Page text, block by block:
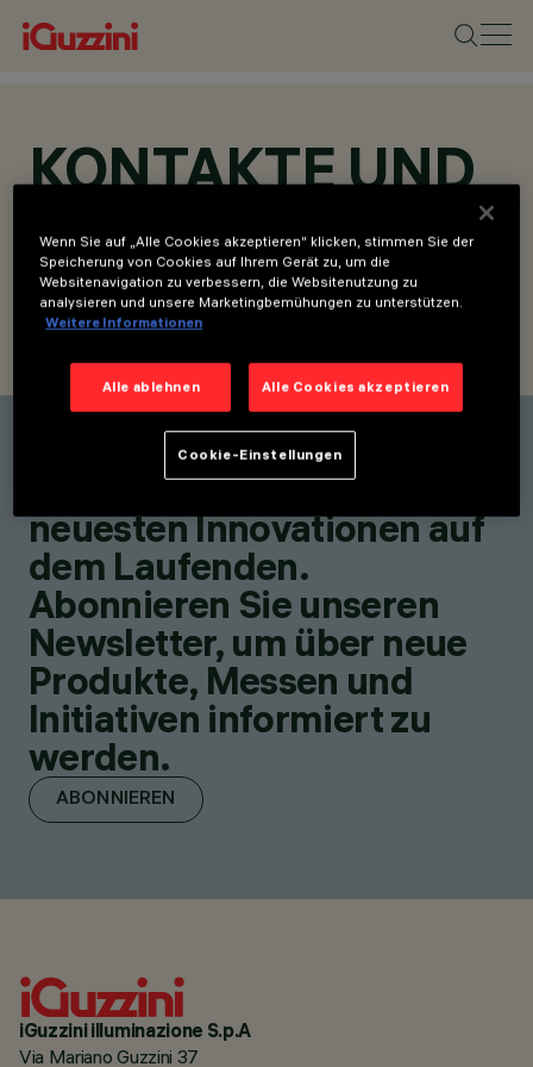
KONTAKTE UND
STANDORTE
KONTAKT SUCHEN ANFRAGE SENDEN
Einen Kontakt finden
Bleiben Sie über unsere
neuesten Innovationen auf
dem Laufenden.
Abonnieren Sie unseren
Newsletter, um über neue
Produkte, Messen und
Initiativen informiert zu
werden.
ABONNIEREN
iGuzzini illuminazione S.p.A
Via Mariano Guzzini 37
Wenn Sie auf „Alle Cookies akzeptieren“ klicken, stimmen Sie der
Speicherung von Cookies auf Ihrem Gerät zu, um die
Websitenavigation zu verbessern, die Websitenutzung zu
analysieren und unsere Marketingbemühungen zu unterstützen.
Weitere Informationen
Alle ablehnen Alle Cookies akzeptieren
Cookie-Einstellungen